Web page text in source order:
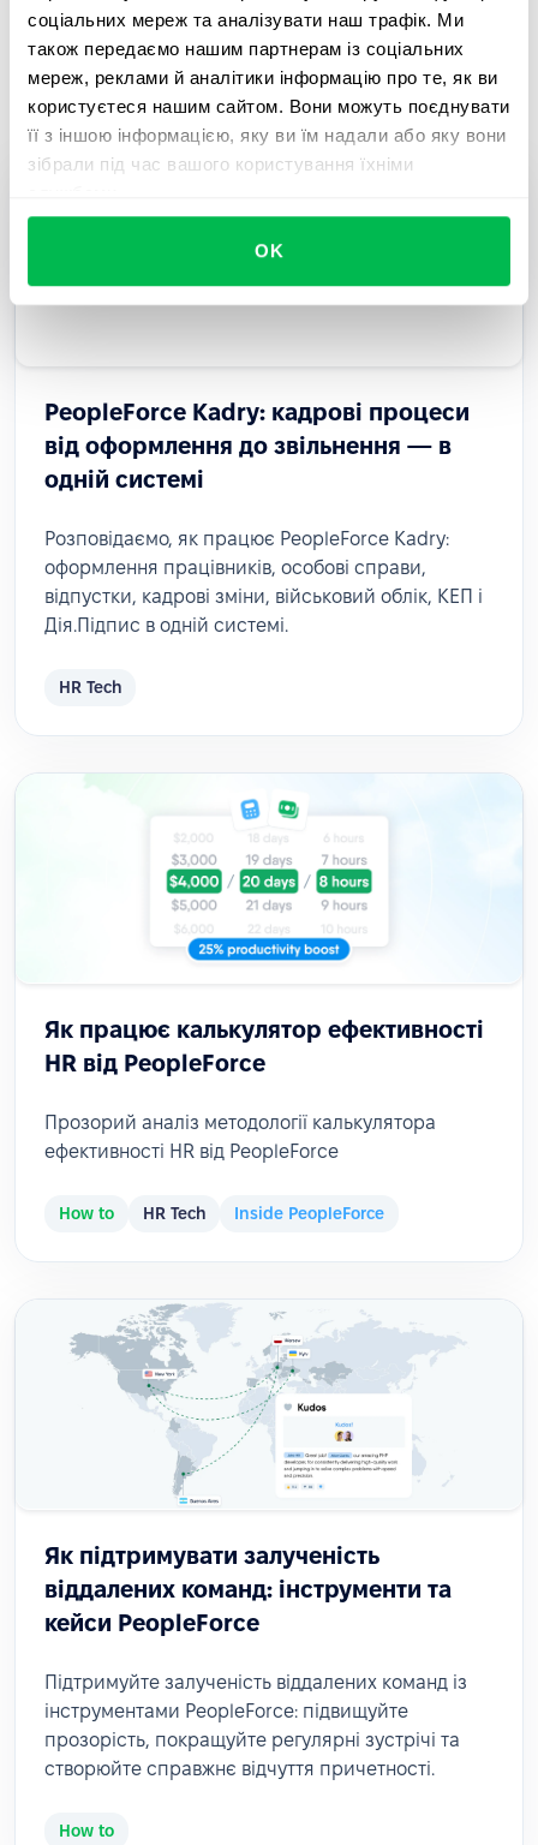
соціальних мереж та аналізувати наш трафік. Ми
також передаємо нашим партнерам із соціальних
мереж, реклами й аналітики інформацію про те, як ви
користуєтеся нашим сайтом. Вони можуть поєднувати
її з іншою інформацією, яку ви їм надали або яку вони
зібрали під час вашого користування їхніми
OK
Останні статті
PeopleForce Kadry: кадрові процеси
від оформлення до звільнення — в
одній системі
Розповідаємо, як працює PeopleForce Kadry:
оформлення працівників, особові справи,
відпустки, кадрові зміни, військовий облік, КЕП і
Дія.Підпис в одній системі.
HR Tech
Як працює калькулятор ефективності
HR від PeopleForce
Прозорий аналіз методології калькулятора
ефективності HR від PeopleForce
How to HR Tech Inside PeopleForce
Як підтримувати залученість
віддалених команд: інструменти та
кейси PeopleForce
Підтримуйте залученість віддалених команд із
інструментами PeopleForce: підвищуйте
прозорість, покращуйте регулярні зустрічі та
створюйте справжнє відчуття причетності.
How to